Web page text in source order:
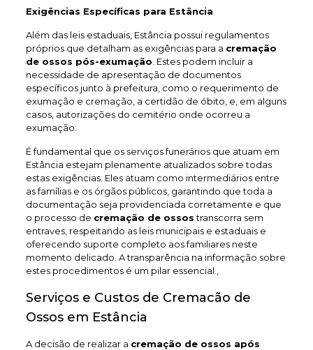
Exigências Específicas para Estância
Além das leis estaduais, Estância possui regulamentos
próprios que detalham as exigências para a cremação
de ossos pós-exumação . Estes podem incluir a
necessidade de apresentação de documentos
específicos junto à prefeitura, como o requerimento de
exumação e cremação, a certidão de óbito, e, em alguns
casos, autorizações do cemitério onde ocorreu a
exumação.
É fundamental que os serviços funerários que atuam em
Estância estejam plenamente atualizados sobre todas
estas exigências. Eles atuam como intermediários entre
as famílias e os órgãos públicos, garantindo que toda a
documentação seja providenciada corretamente e que
o processo de cremação de ossostranscorra sem
entraves, respeitando as leis municipais e estaduais e
oferecendo suporte completo aos familiares neste
momento delicado. A transparência na informação sobre
estes procedimentos é um pilar essencial.,
Serviços e Custos de Cremacão de
Ossos em Estância
A decisão de realizar a cremação de ossos após